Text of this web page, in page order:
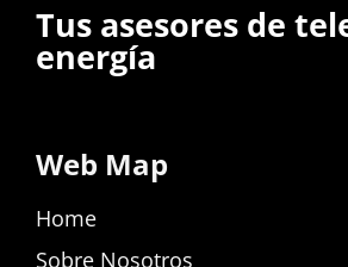
Tus asesores de
energía
Web Map
Home
Sobre Nosotros